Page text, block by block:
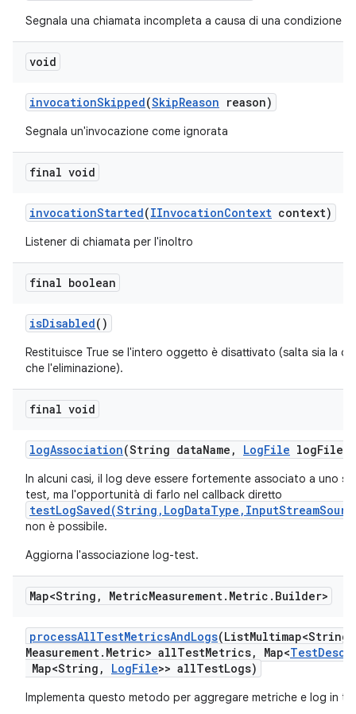
Segnala una chiamata incompleta a causa di una condizione
void
invocationSkipped(SkipReason reason)
Segnala un'invocazione come ignorata
final void
invocationStarted(IInvocationContext context)
Listener di chiamata per l'inoltro
final boolean
isDisabled()
Restituisce True se l'intero oggetto è disattivato (salta sia la
che l'eliminazione).
final void
logAssociation(String dataName , LogFile logFile)
In alcuni casi, il log deve essere fortemente associato a uno
test, ma l'opportunità di farlo nel callback diretto
non è possibile.
Aggiorna l'associazione log-test.
Map<String , MetricMeasurement. Metric . Builder>
processAllTestMetricsAndLogs(ListMultimap<String
Measurement. Metric> allTestMetrics, Map<Test
Map<String , LogFile>> allTestLogs)
Implementa questo metodo per aggregare metriche e log in